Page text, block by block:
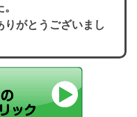
がとうございまし